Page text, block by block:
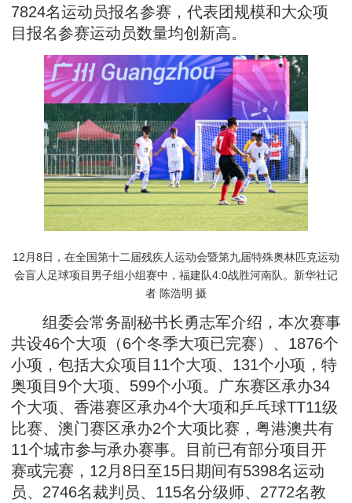
7824名运动员报名参赛，代表团规模和大众项
目报名参赛运动员数量均创新高。
12月8日，在全国第十二届残疾人运动会暨第九届特殊奥林匹克运动
会盲人足球项目男子组小组赛中，福建队4:0战胜河南队。新华社记
者 陈浩明 摄
组委会常务副秘书长勇志军介绍，本次赛事
共设46个大项（6个冬季大项已完赛）、1876个
小项，包括大众项目11个大项、131个小项，特
奥项目9个大项、599个小项。广东赛区承办34
个大项、香港赛区承办4个大项和乒乓球TT11级
比赛、澳门赛区承办2个大项比赛，粤港澳共有
11个城市参与承办赛事。目前已有部分项目开
赛或完赛，12月8日至15日期间有5398名运动
员、2746名裁判员、115名分级师、2772名教